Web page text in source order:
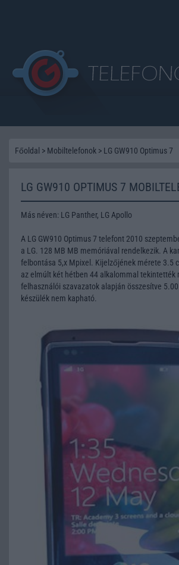
Főoldal > Mobiltelefonok > LG GW910 Optimus 7
LG GW910 OPTIMUS 7
Más néven: LG Panther, LG Apollo
A LG GW910 Optimus 7 telefont 2010
a LG. 128 MB MB memóriával rendelkezik. A
felbontása 5,x Mpixel. Kijelzőjének mérete 3.5
az elmúlt két hétben 44 alkalommal tekintették
felhasználói szavazatok alapján összesítve
készülék nem kapható.